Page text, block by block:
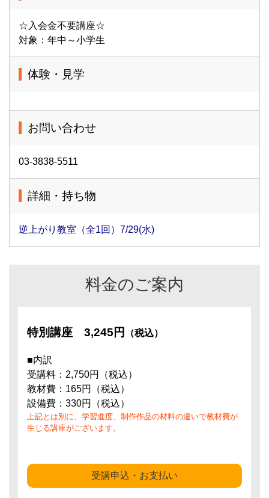
☆入会金不要講座☆
対象：年中～小学生
体験・見学
お問い合わせ
03-3838-5511
詳細・持ち物
逆上がり教室（全1回）7/29(水)
料金のご案内
特別講座 3,245円 （税込）
■内訳
受講料：2,750円（税込）
教材費：165円（税込）
設備費：330円（税込）
上記とは別に、学習進度、制作作品の材料の違いで教材費が
生じる講座がございます。
受講申込・お支払い